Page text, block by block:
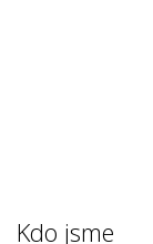
Kdo jsme